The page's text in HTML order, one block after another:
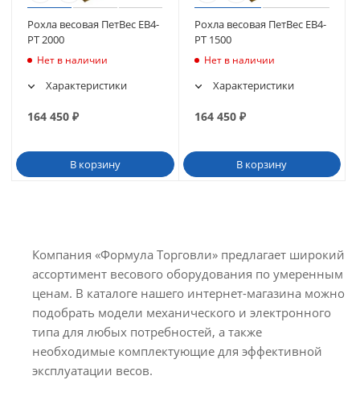
Рохла весовая ПетВес ЕВ4-
РТ 2000
Нет в наличии
Характеристики
164 450 ₽
В корзину
Рохла весовая ПетВес ЕВ4-
РТ 1500
Нет в наличии
Характеристики
164 450₽
В корзину
Компания «Формула Торговли» предлагает широкий
ассортимент весового оборудования по умеренным
ценам. В каталоге нашего интернет-магазина можно
подобрать модели механического и электронного
типа для любых потребностей, а также
необходимые комплектующие для эффективной
эксплуатации весов.